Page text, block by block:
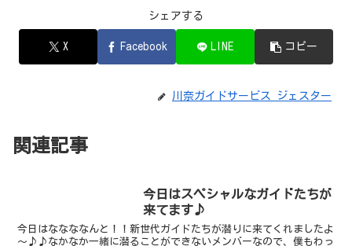
シェアする
X Facebook LINE コピー
川奈ガイドサービス ジェスター
関連記事
今日はスペシャルなガイドたちが
来てます♪
今日はななななんと！！新世代ガイドたちが潜りに来てくれましたよ
～♪♪なかなか一緒に潜ることができないメンバーなので、僕もわっ